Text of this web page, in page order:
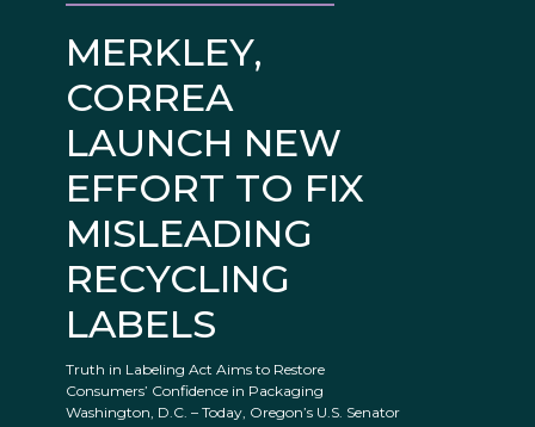
MERKLEY,
CORREA
LAUNCH NEW
EFFORT TO FIX
MISLEADING
RECYCLING
LABELS
Truth in Labeling Act Aims to Restore
Consumers’ Confidence in Packaging
Washington, D.C. – Today, Oregon’s U.S. Senator